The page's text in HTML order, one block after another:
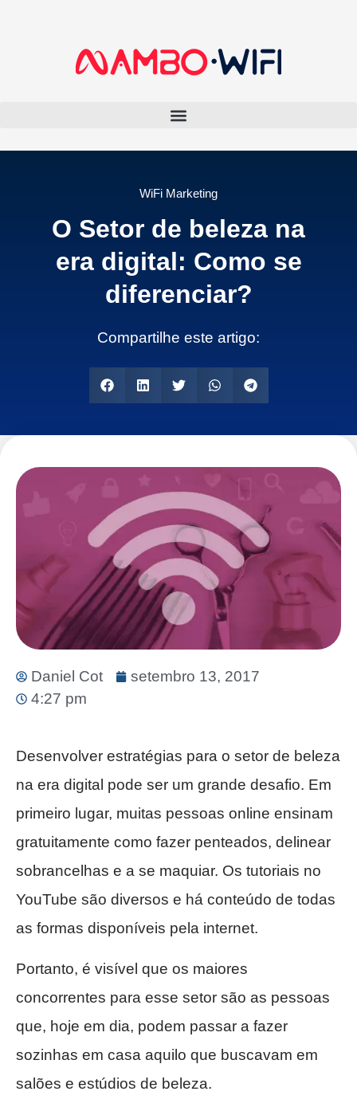
WiFi Marketing
O Setor de beleza na
era digital: Como se
diferenciar?
Compartilhe este artigo:
Daniel Cot
setembro 13, 2017
4:27 pm
Desenvolver estratégias para o setor de beleza
na era digital pode ser um grande desafio. Em
primeiro lugar, muitas pessoas online ensinam
gratuitamente como fazer penteados, delinear
sobrancelhas e a se maquiar. Os tutoriais no
YouTube são diversos e há conteúdo de todas
as formas disponíveis pela internet.
Portanto, é visível que os maiores
concorrentes para esse setor são as pessoas
que, hoje em dia, podem passar a fazer
sozinhas em casa aquilo que buscavam em
salões e estúdios de beleza.